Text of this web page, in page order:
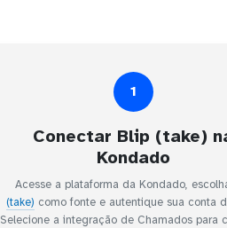
1
Conectar Blip (take)
Kondado
Acesse a plataforma da Kondado,
(take) como fonte e autentique sua conta
Selecione a integração de Chamados para